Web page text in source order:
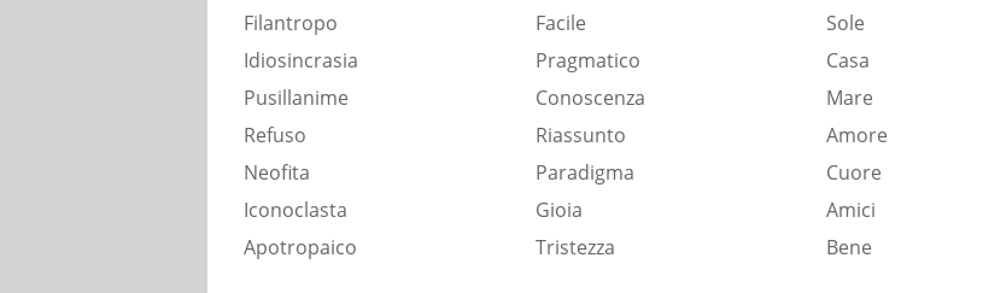
Filantropo
Idiosincrasia
Pusillanime
Refuso
Neofita
Iconoclasta
Apotropaico
Facile
Pragmatico
Conoscenza
Riassunto
Paradigma
Gioia
Tristezza
Sole
Casa
Mare
Amore
Cuore
Amici
Bene